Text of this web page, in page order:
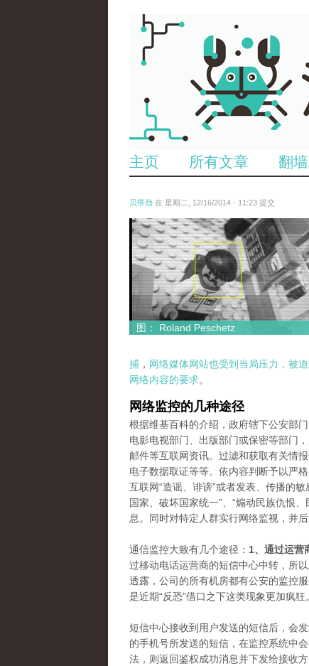
主页 所有文章 翻
贝带劲 在 星期二, 12/16/2014 - 11:23 提交
untitled.jpg
图： Roland Peschetz
捕 ， 网络媒体网站也受到当局压力，被
网络内容的要求。
网络监控的几种途径
根据维基百科的介绍，政府辖下公安部
电影电视部门、出版部门或保密等部门
邮件等互联网资讯。过滤和获取有关情
电子数据取证等等。依内容判断予以严
互联网“造谣、诽谤”或者发表、传播的
国家、破坏国家统一”、“煽动民族仇恨
息。同时对特定人群实行网络监视，并
通信监控大致有几个途径： 1、通过运营
过移动电话运营商的短信中心中转，所
透露，公司的所有机房都有公安的监控
是近期“反恐”借口之下这类现象更加疯狂。
短信中心接收到用户发送的短信后，会
的手机号所发送的短信，在监控系统中
法，则返回鉴权成功消息并下发给接收